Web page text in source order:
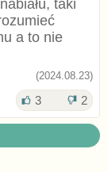
taki
a to nie
(2024.08.23)
3 2